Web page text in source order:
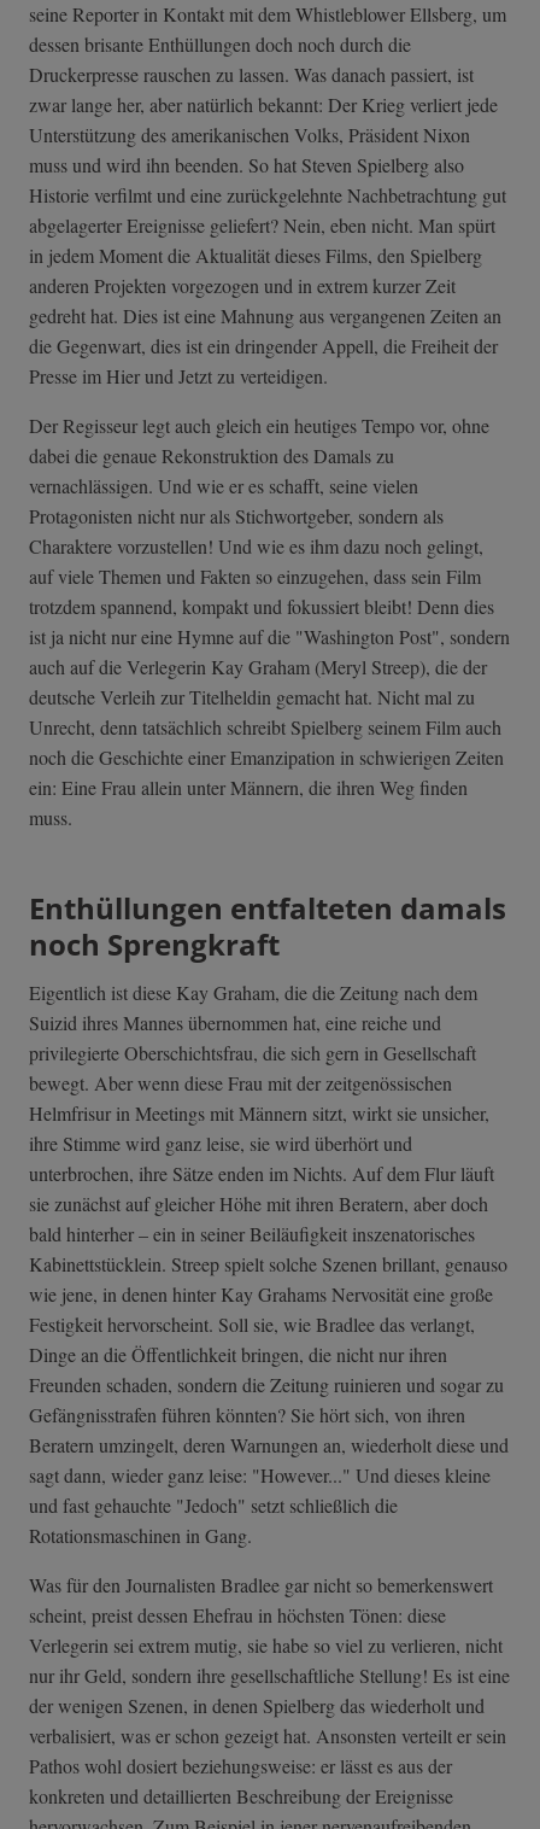
seine Reporter in Kontakt mit dem Whistleblower Ellsberg, um
dessen brisante Enthüllungen doch noch durch die
Druckerpresse rauschen zu lassen. Was danach passiert, ist
zwar lange her, aber natürlich bekannt: Der Krieg verliert jede
Unterstützung des amerikanischen Volks, Präsident Nixon
muss und wird ihn beenden. So hat Steven Spielberg also
Historie verfilmt und eine zurückgelehnte Nachbetrachtung gut
abgelagerter Ereignisse geliefert? Nein, eben nicht. Man spürt
in jedem Moment die Aktualität dieses Films, den Spielberg
anderen Projekten vorgezogen und in extrem kurzer Zeit
gedreht hat. Dies ist eine Mahnung aus vergangenen Zeiten an
die Gegenwart, dies ist ein dringender Appell, die Freiheit der
Presse im Hier und Jetzt zu verteidigen.
Der Regisseur legt auch gleich ein heutiges Tempo vor, ohne
dabei die genaue Rekonstruktion des Damals zu
vernachlässigen. Und wie er es schafft, seine vielen
Protagonisten nicht nur als Stichwortgeber, sondern als
Charaktere vorzustellen! Und wie es ihm dazu noch gelingt,
auf viele Themen und Fakten so einzugehen, dass sein Film
trotzdem spannend, kompakt und fokussiert bleibt! Denn dies
ist ja nicht nur eine Hymne auf die "Washington Post", sondern
auch auf die Verlegerin Kay Graham (Meryl Streep), die der
deutsche Verleih zur Titelheldin gemacht hat. Nicht mal zu
Unrecht, denn tatsächlich schreibt Spielberg seinem Film auch
noch die Geschichte einer Emanzipation in schwierigen Zeiten
ein: Eine Frau allein unter Männern, die ihren Weg finden
muss.
Enthüllungen entfalteten damals
noch Sprengkraft
Eigentlich ist diese Kay Graham, die die Zeitung nach dem
Suizid ihres Mannes übernommen hat, eine reiche und
privilegierte Oberschichtsfrau, die sich gern in Gesellschaft
bewegt. Aber wenn diese Frau mit der zeitgenössischen
Helmfrisur in Meetings mit Männern sitzt, wirkt sie unsicher,
ihre Stimme wird ganz leise, sie wird überhört und
unterbrochen, ihre Sätze enden im Nichts. Auf dem Flur läuft
sie zunächst auf gleicher Höhe mit ihren Beratern, aber doch
bald hinterher – ein in seiner Beiläufigkeit inszenatorisches
Kabinettstücklein. Streep spielt solche Szenen brillant, genauso
wie jene, in denen hinter Kay Grahams Nervosität eine große
Festigkeit hervorscheint. Soll sie, wie Bradlee das verlangt,
Dinge an die Öffentlichkeit bringen, die nicht nur ihren
Freunden schaden, sondern die Zeitung ruinieren und sogar zu
Gefängnisstrafen führen könnten? Sie hört sich, von ihren
Beratern umzingelt, deren Warnungen an, wiederholt diese und
sagt dann, wieder ganz leise: "However..." Und dieses kleine
und fast gehauchte "Jedoch" setzt schließlich die
Rotationsmaschinen in Gang.
Was für den Journalisten Bradlee gar nicht so bemerkenswert
scheint, preist dessen Ehefrau in höchsten Tönen: diese
Verlegerin sei extrem mutig, sie habe so viel zu verlieren, nicht
nur ihr Geld, sondern ihre gesellschaftliche Stellung! Es ist eine
der wenigen Szenen, in denen Spielberg das wiederholt und
verbalisiert, was er schon gezeigt hat. Ansonsten verteilt er sein
Pathos wohl dosiert beziehungsweise: er lässt es aus der
konkreten und detaillierten Beschreibung der Ereignisse